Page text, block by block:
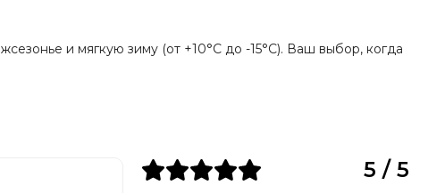
и мягкую зиму (от +10°C до -15°C). Ваш выбор, когда
5 / 5